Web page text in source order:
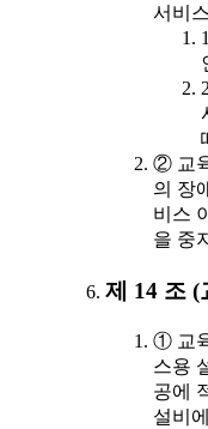
서비
② 교
의 장
비스
을 중
제 14 조 (
① 교
스용
공에
설비